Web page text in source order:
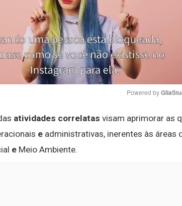
Mute
Powered by
atividades correlatas visam aprimorar as
e administrativas, inerentes às áreas
e Meio Ambiente.